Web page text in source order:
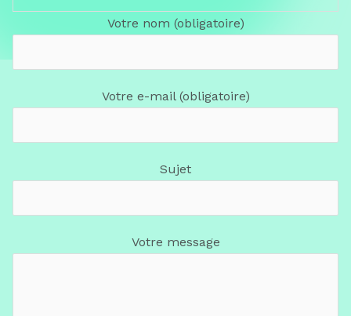
Votre nom (obligatoire)
Votre e-mail (obligatoire)
Sujet
Votre message